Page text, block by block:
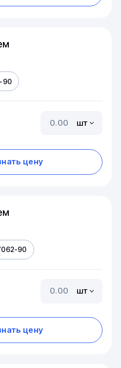
90
шт
цену
90
шт
цену